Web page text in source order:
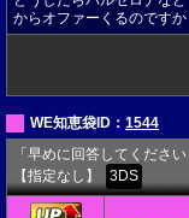
からオファーくるのですか
WE知恵袋ID： 1544
「早めに回答してください
【指定なし】
3DS